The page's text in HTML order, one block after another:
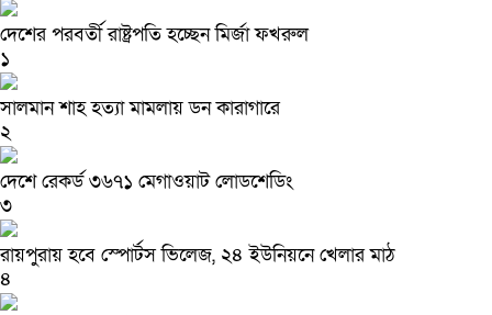
দেশের পরবর্তী রাষ্ট্রপতি হচ্ছেন মির্জা ফখরুল
১
সালমান শাহ হত্যা মামলায় ডন কারাগারে
২
দেশে রেকর্ড ৩৬৭১ মেগাওয়াট লোডশেডিং
৩
রায়পুরায় হবে স্পোর্টস ভিলেজ, ২৪ ইউনিয়নে খেলার মাঠ
৪